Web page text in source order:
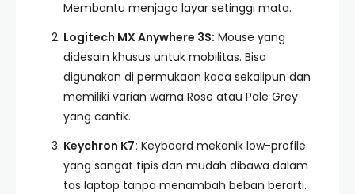
Membantu menjaga layar setinggi mata.
Logitech MX Anywhere 3S: Mouse yang
didesain khusus untuk mobilitas. Bisa
digunakan di permukaan kaca sekalipun dan
memiliki varian warna Rose atau Pale Grey
yang cantik.
Keychron K7: Keyboard mekanik low-profile
yang sangat tipis dan mudah dibawa dalam
tas laptop tanpa menambah beban berarti.